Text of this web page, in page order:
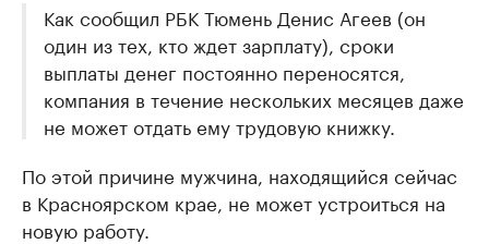
Как сообщил РБК Тюмень Денис Агеев (он
один из тех, кто ждет зарплату), сроки
выплаты денег постоянно переносятся,
компания в течение нескольких месяцев даже
не может отдать ему трудовую книжку.
По этой причине мужчина, находящийся сейчас
в Красноярском крае, не может устроиться на
новую работу.